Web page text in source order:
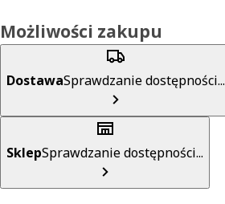
Możliwości zakupu
DostawaSprawdzanie dostępności...
SklepSprawdzanie dostępności...